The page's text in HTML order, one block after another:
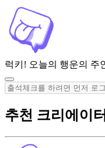
럭키! 오늘의 행운의 주
추천 크리에이터